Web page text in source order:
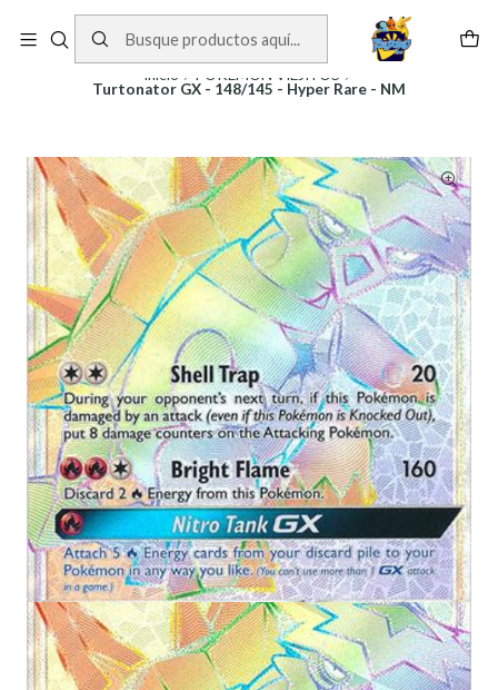
Inicio
POKEMON VIEJITOS
Turtonator GX - 148/145 - Hyper Rare - NM